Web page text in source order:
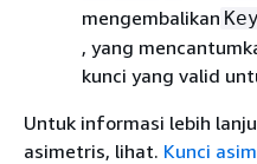
mengembalikan
, yang
kunci yang valid
Untuk informasi lebih
asimetris, lihat. Kunci